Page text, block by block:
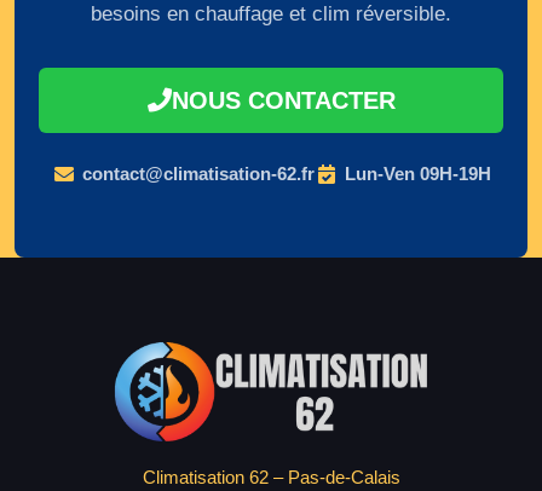
besoins en chauffage et clim réversible.
NOUS CONTACTER
contact@climatisation-62.fr Lun-Ven 09H-19H
Climatisation 62 – Pas-de-Calais